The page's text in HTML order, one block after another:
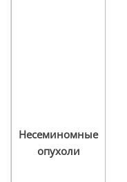
Несеминомные
опухоли